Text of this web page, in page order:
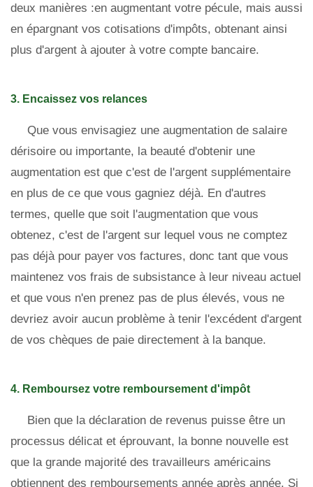
deux manières :en augmentant votre pécule, mais aussi
en épargnant vos cotisations d'impôts, obtenant ainsi
plus d'argent à ajouter à votre compte bancaire.
3. Encaissez vos relances
Que vous envisagiez une augmentation de salaire
dérisoire ou importante, la beauté d'obtenir une
augmentation est que c'est de l'argent supplémentaire
en plus de ce que vous gagniez déjà. En d'autres
termes, quelle que soit l'augmentation que vous
obtenez, c'est de l'argent sur lequel vous ne comptez
pas déjà pour payer vos factures, donc tant que vous
maintenez vos frais de subsistance à leur niveau actuel
et que vous n'en prenez pas de plus élevés, vous ne
devriez avoir aucun problème à tenir l'excédent d'argent
de vos chèques de paie directement à la banque.
4. Remboursez votre remboursement d'impôt
Bien que la déclaration de revenus puisse être un
processus délicat et éprouvant, la bonne nouvelle est
que la grande majorité des travailleurs américains
obtiennent des remboursements année après année. Si